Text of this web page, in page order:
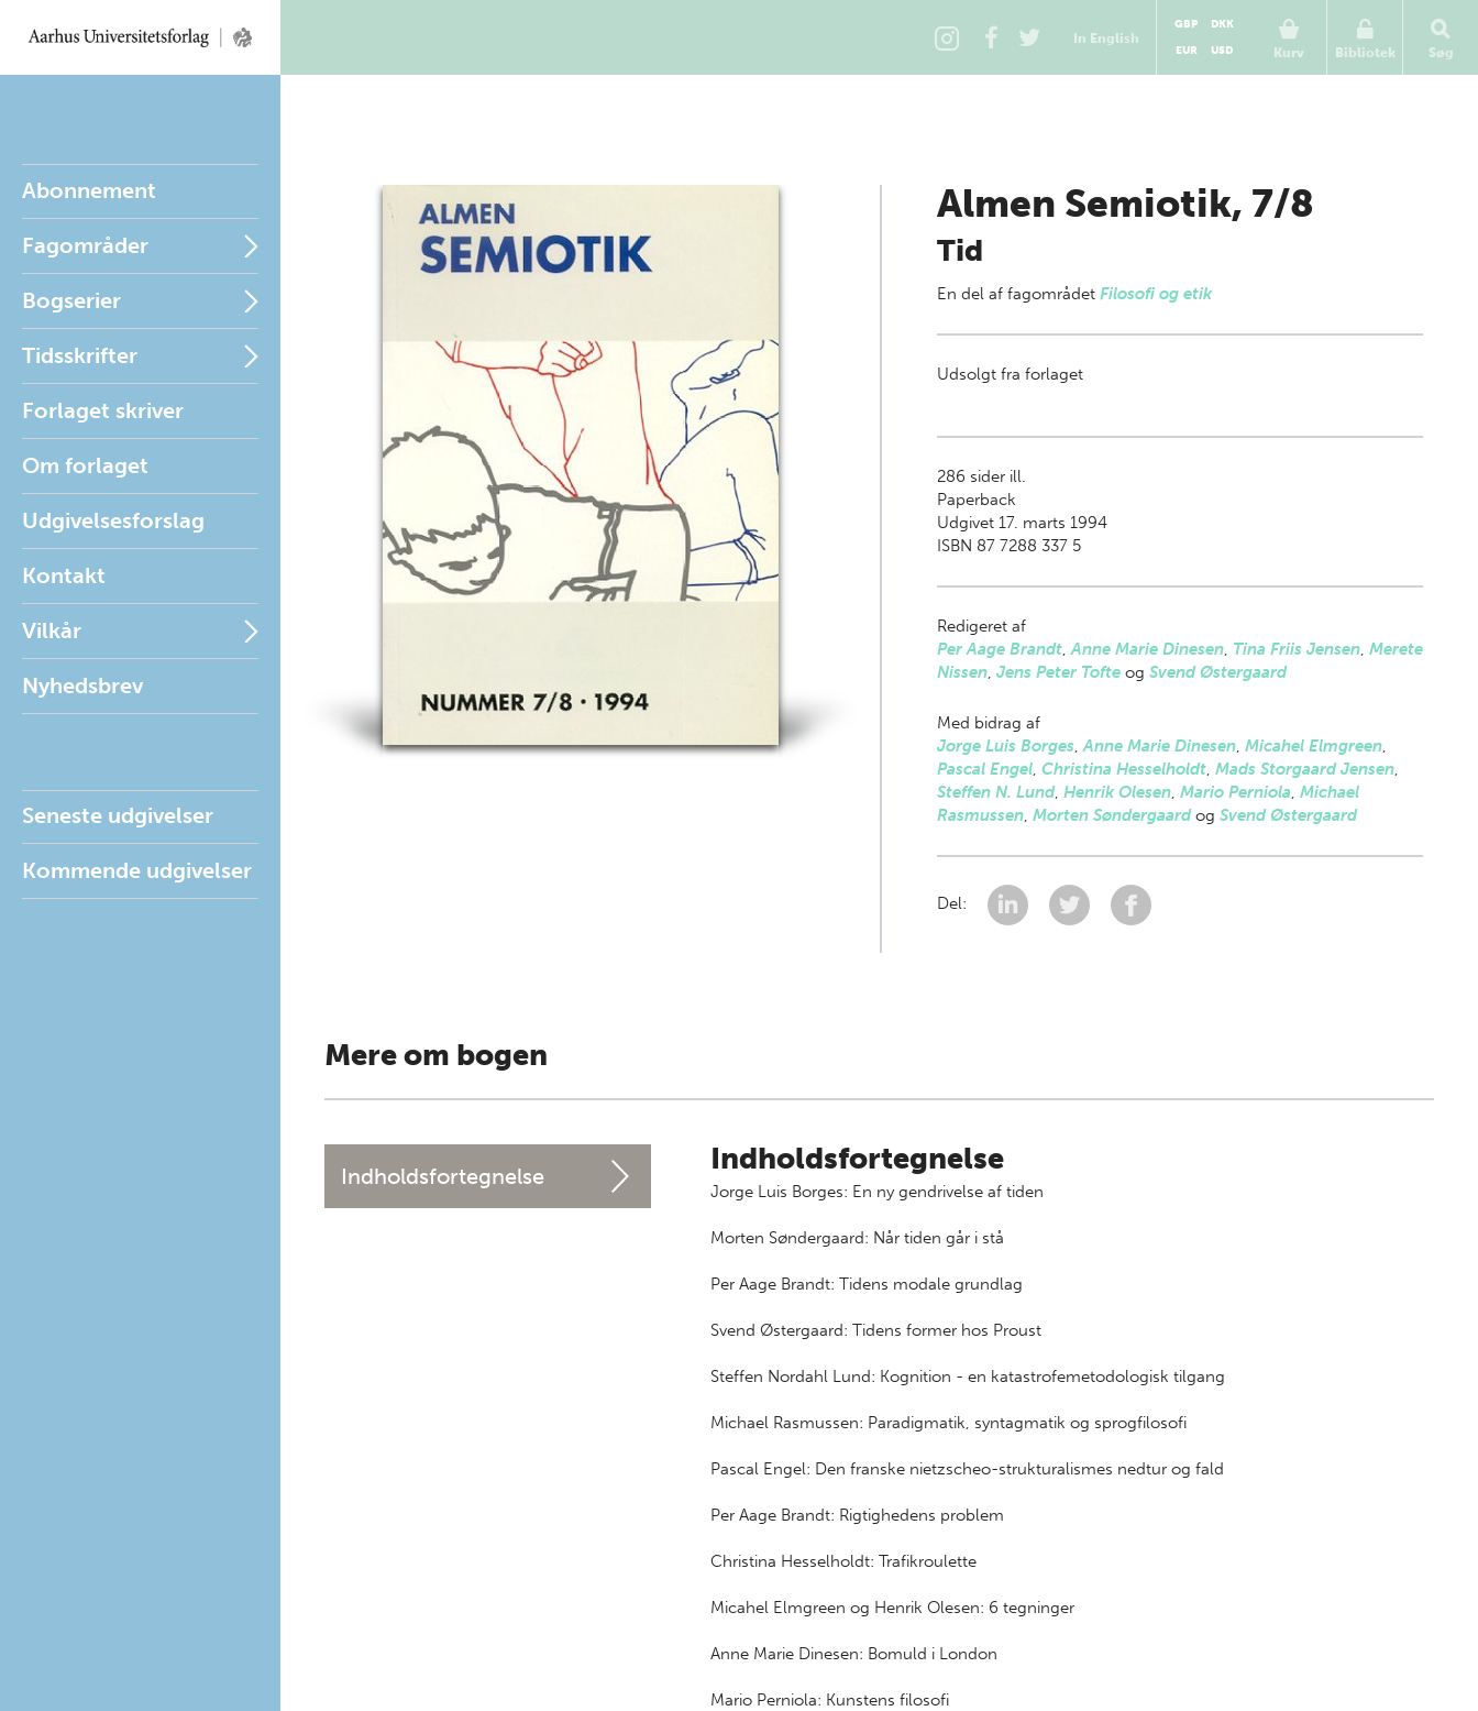
In English
Kurv
GBP
DKK
EUR
USD Bibliotek Søg
Abonnement
Fagområder
Bogserier
Tidsskrifter
Forlaget skriver
Om forlaget
Udgivelsesforslag
Kontakt
Vilkår
Nyhedsbrev
Seneste udgivelser
Kommende udgivelser
Almen Semiotik, 7/8
Tid
En del af fagområdet Filosofi og etik
Udsolgt fra forlaget
286 sider ill.
Paperback
Udgivet 17. marts 1994
ISBN 87 7288 337 5
Redigeret af
Per Aage Brandt,Anne Marie Dinesen, Tina Friis Jensen, Merete
Nissen, Jens Peter Tofteog Svend Østergaard
Med bidrag af
Jorge Luis Borges,Anne Marie Dinesen, Micahel Elmgreen,
Pascal Engel, Christina Hesselholdt, Mads Storgaard Jensen,
Steffen N. Lund, Henrik Olesen, Mario Perniola, Michael
Rasmussen, Morten Søndergaardog Svend Østergaard
Del:
Mere om bogen
Indholdsfortegnelse Indholdsfortegnelse
Jorge Luis Borges: En ny gendrivelse af tiden
Morten Søndergaard: Når tiden går i stå
Per Aage Brandt: Tidens modale grundlag
Svend Østergaard: Tidens former hos Proust
Steffen Nordahl Lund: Kognition - en katastrofemetodologisk tilgang
Michael Rasmussen: Paradigmatik, syntagmatik og sprogfilosofi
Pascal Engel: Den franske nietzscheo-strukturalismes nedtur og fald
Per Aage Brandt: Rigtighedens problem
Christina Hesselholdt: Trafikroulette
Micahel Elmgreen og Henrik Olesen: 6 tegninger
Anne Marie Dinesen: Bomuld i London
Mario Perniola: Kunstens filosofi